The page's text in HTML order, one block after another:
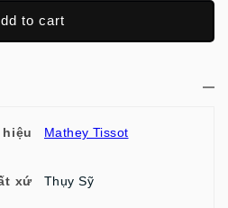
to cart
Mathey Tissot
xứ Thụy Sỹ